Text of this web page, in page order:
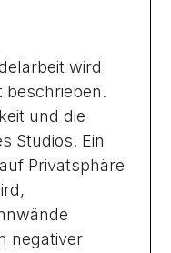
wird
beschrieben.
und die
Studios. Ein
Privatsphäre
negativer